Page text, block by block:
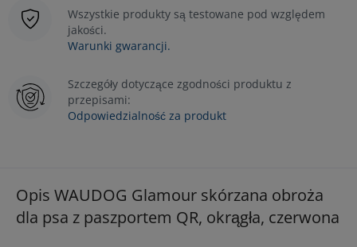
Wszystkie produkty są testowane pod względem
jakości.
Warunki gwarancji.
Szczegóły dotyczące zgodności produktu z
przepisami:
Odpowiedzialność za produkt
Opis WAUDOG Glamour skórzana obroża
dla psa z paszportem QR, okrągła, czerwona